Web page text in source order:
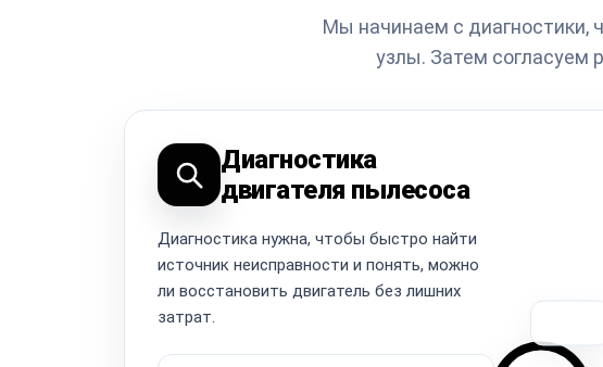
Мы начинаем с диагностики,
узлы. Затем согласуем
Диагностика
двигателя пылесоса
Диагностика нужна, чтобы быстро найти
источник неисправности и понять, можно
ли восстановить двигатель без лишних
затрат.